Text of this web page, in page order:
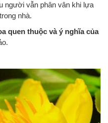
người vẫn phân vân khi lựa
nhà.
quen thuộc và ý nghĩa của